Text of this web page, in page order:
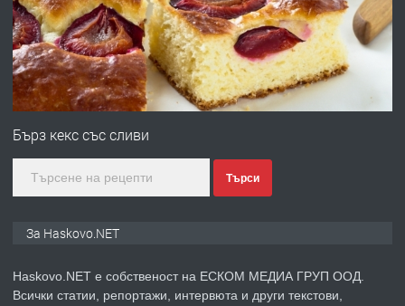
преди 3 дни
ПРЕДЛАГА
№4120 Магазин/Офис под наем в кв.
градската градина!
преди 3 дни
Бърз кекс със сливи
Търси
За Haskovo.NET
Haskovo.NET е собственост на ЕСКОМ МЕДИА ГРУП ООД.
Всички статии, репортажи, интервюта и други текстови,